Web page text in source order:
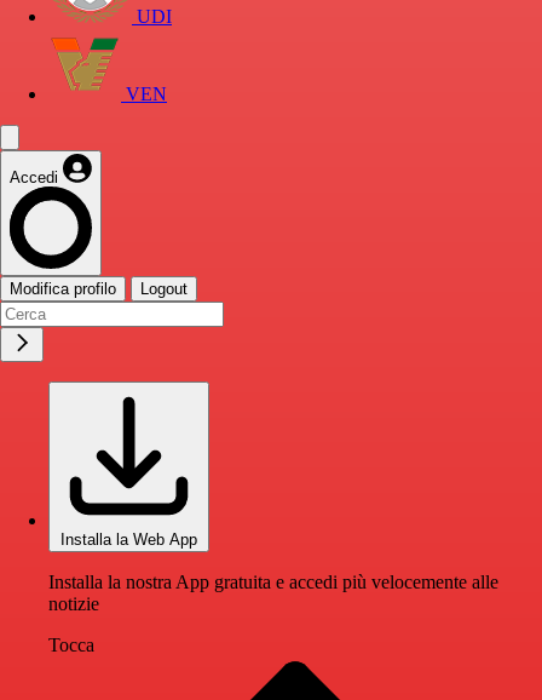
UDI
VEN
Accedi
Modifica profilo Logout
Installa la Web App
Installa la nostra App gratuita e accedi più velocemente alle
notizie
Tocca